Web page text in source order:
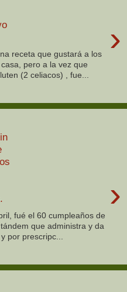
›
receta que gustará a los
pero a la vez que
(2 celiacos) , fue...
›
fué el 60 cumpleaños de
que administra y da
por prescripc...